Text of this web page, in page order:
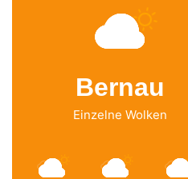
Bernau
Einzelne Wolken